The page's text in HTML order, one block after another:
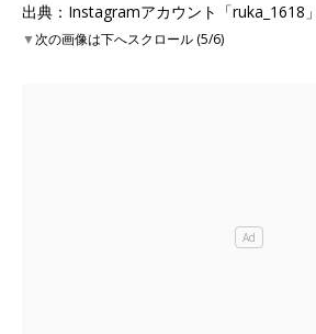
出典：Instagramアカウント「ruka_1618」
▼次の画像は下へスクロール (5/6)